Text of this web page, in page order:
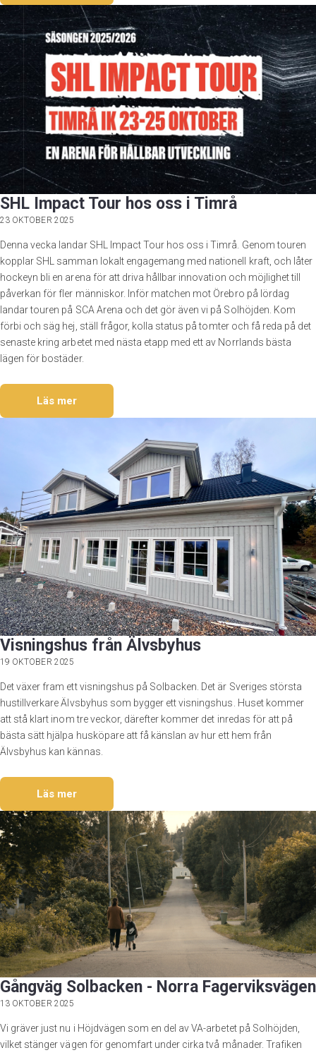
SHL Impact Tour hos oss i Timrå
23 OKTOBER 2025
Denna vecka landar SHL Impact Tour hos oss i Timrå. Genom touren
kopplar SHL samman lokalt engagemang med nationell kraft, och låter
hockeyn bli en arena för att driva hållbar innovation och möjlighet till
påverkan för fler människor. Inför matchen mot Örebro på lördag
landar touren på SCA Arena och det gör även vi på Solhöjden. Kom
förbi och säg hej, ställ frågor, kolla status på tomter och få reda på det
senaste kring arbetet med nästa etapp med ett av Norrlands bästa
lägen för bostäder.
Läs mer
Visningshus från Älvsbyhus
19 OKTOBER 2025
Det växer fram ett visningshus på Solbacken. Det är Sveriges största
hustillverkare Älvsbyhus som bygger ett visningshus. Huset kommer
att stå klart inom tre veckor, därefter kommer det inredas för att på
bästa sätt hjälpa husköpare att få känslan av hur ett hem från
Älvsbyhus kan kännas.
Läs mer
Gångväg Solbacken - Norra Fagerviksvägen
13 OKTOBER 2025
Vi gräver just nu i Höjdvägen som en del av VA-arbetet på Solhöjden,
vilket stänger vägen för genomfart under cirka två månader. Trafiken